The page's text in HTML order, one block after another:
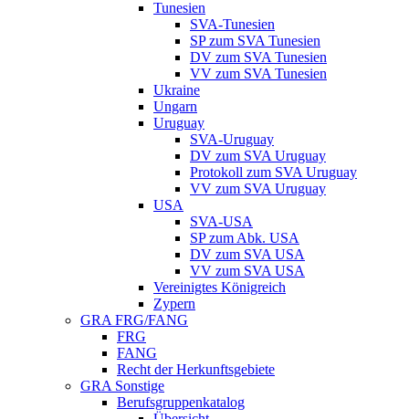
Tunesien
SVA-Tunesien
SP zum SVA Tunesien
DV zum SVA Tunesien
VV zum SVA Tunesien
Ukraine
Ungarn
Uruguay
SVA-Uruguay
DV zum SVA Uruguay
Protokoll zum SVA Uruguay
VV zum SVA Uruguay
USA
SVA-USA
SP zum Abk. USA
DV zum SVA USA
VV zum SVA USA
Vereinigtes Königreich
Zypern
GRA FRG/FANG
FRG
FANG
Recht der Herkunftsgebiete
GRA Sonstige
Berufsgruppenkatalog